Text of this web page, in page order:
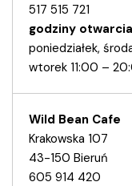
517 515 721
godziny
poniedziałek,
wtorek 11:00 –
Wild Bean Cafe
Krakowska 107
43-150 Bieruń
605 914 420